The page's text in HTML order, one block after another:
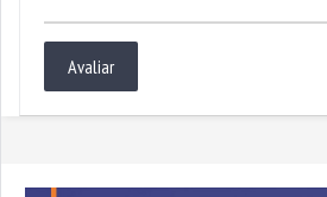
Avaliar